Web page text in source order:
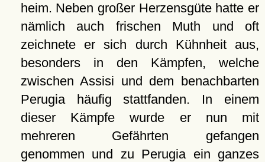
heim. Neben großer Herzensgüte hatte er
nämlich auch frischen Muth und oft
zeichnete er sich durch Kühnheit aus,
besonders in den Kämpfen, welche
zwischen Assisi und dem benachbarten
Perugia häufig stattfanden. In einem
dieser Kämpfe wurde er nun mit
mehreren Gefährten gefangen
genommen und zu Perugia ein ganzes